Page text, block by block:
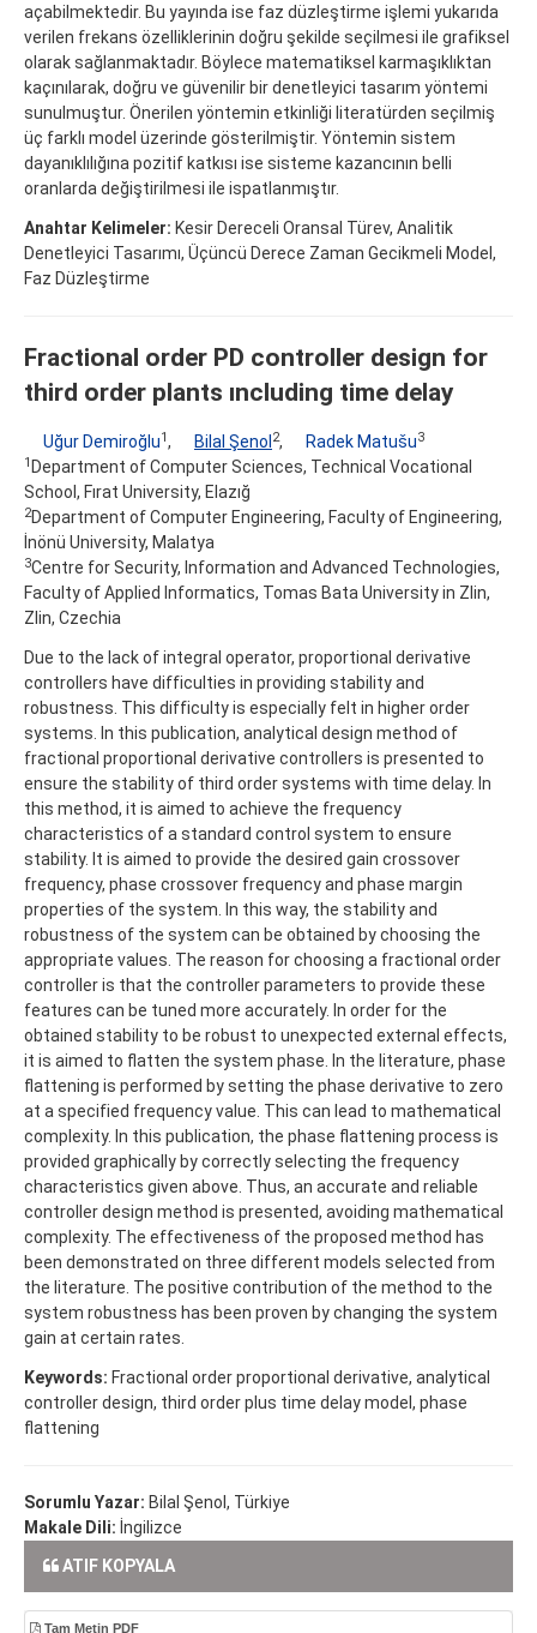
açabilmektedir. Bu yayında ise faz düzleştirme işlemi yukarıda
verilen frekans özelliklerinin doğru şekilde seçilmesi ile grafiksel
olarak sağlanmaktadır. Böylece matematiksel karmaşıklıktan
kaçınılarak, doğru ve güvenilir bir denetleyici tasarım yöntemi
sunulmuştur. Önerilen yöntemin etkinliği literatürden seçilmiş
üç farklı model üzerinde gösterilmiştir. Yöntemin sistem
dayanıklılığına pozitif katkısı ise sisteme kazancının belli
oranlarda değiştirilmesi ile ispatlanmıştır.
Anahtar Kelimeler: Kesir Dereceli Oransal Türev, Analitik
Denetleyici Tasarımı, Üçüncü Derece Zaman Gecikmeli Model,
Faz Düzleştirme
Fractional order PD controller design for
third order plants ıncluding time delay
Uğur Demiroğlu1, Bilal Şenol 2, Radek Matušu3
1 Department of Computer Sciences, Technical Vocational
School, Fırat University, Elazığ
2Department of Computer Engineering, Faculty of Engineering,
İnönü University, Malatya
3Centre for Security, Information and Advanced Technologies,
Faculty of Applied Informatics, Tomas Bata University in Zlin,
Zlin, Czechia
Due to the lack of integral operator, proportional derivative
controllers have difficulties in providing stability and
robustness. This difficulty is especially felt in higher order
systems. In this publication, analytical design method of
fractional proportional derivative controllers is presented to
ensure the stability of third order systems with time delay. In
this method, it is aimed to achieve the frequency
characteristics of a standard control system to ensure
stability. It is aimed to provide the desired gain crossover
frequency, phase crossover frequency and phase margin
properties of the system. In this way, the stability and
robustness of the system can be obtained by choosing the
appropriate values. The reason for choosing a fractional order
controller is that the controller parameters to provide these
features can be tuned more accurately. In order for the
obtained stability to be robust to unexpected external effects,
it is aimed to flatten the system phase. In the literature, phase
flattening is performed by setting the phase derivative to zero
at a specified frequency value. This can lead to mathematical
complexity. In this publication, the phase flattening process is
provided graphically by correctly selecting the frequency
characteristics given above. Thus, an accurate and reliable
controller design method is presented, avoiding mathematical
complexity. The effectiveness of the proposed method has
been demonstrated on three different models selected from
the literature. The positive contribution of the method to the
system robustness has been proven by changing the system
gain at certain rates.
Keywords: Fractional order proportional derivative, analytical
controller design, third order plus time delay model, phase
flattening
Sorumlu Yazar: Bilal Şenol, Türkiye
Makale Dili: İngilizce
ATIF KOPYALA
Tam Metin PDF